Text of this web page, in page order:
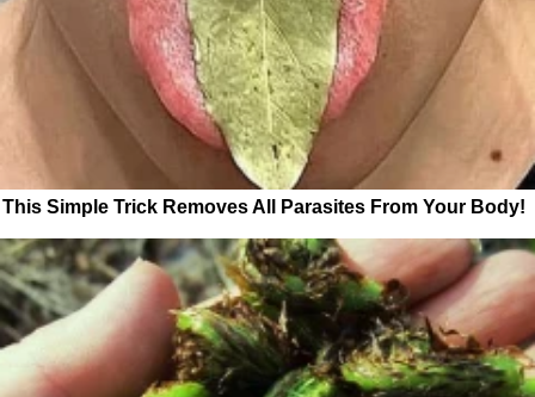
This Simple Trick Removes All Parasites From Your Body!